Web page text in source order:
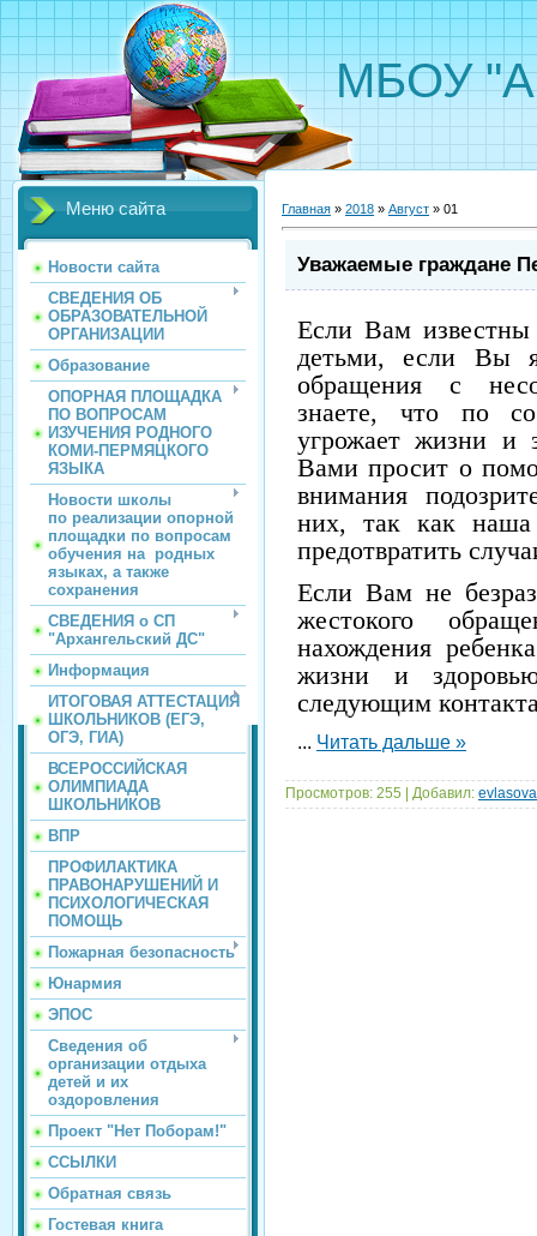
МБОУ
Меню сайта
Новости сайта
СВЕДЕНИЯ ОБ
ОБРАЗОВАТЕЛЬНОЙ
ОРГАНИЗАЦИИ
Образование
ОПОРНАЯ ПЛОЩАДКА
ПО ВОПРОСАМ
ИЗУЧЕНИЯ РОДНОГО
КОМИ-ПЕРМЯЦКОГО
ЯЗЫКА
Новости школы
по реализации опорной
площадки по вопросам
обучения на родных
языках, а также
сохранения
СВЕДЕНИЯ о СП
"Архангельский ДС"
Информация
ИТОГОВАЯ АТТЕСТАЦИЯ
ШКОЛЬНИКОВ (ЕГЭ,
ОГЭ, ГИА)
ВСЕРОССИЙСКАЯ
ОЛИМПИАДА
ШКОЛЬНИКОВ
ВПР
ПРОФИЛАКТИКА
ПРАВОНАРУШЕНИЙ И
ПСИХОЛОГИЧЕСКАЯ
ПОМОЩЬ
Пожарная безопасность
Юнармия
ЭПОС
Сведения об
организации отдыха
детей и их
оздоровления
Проект "Нет Поборам!"
ССЫЛКИ
Обратная связь
Гостевая книга
Главная » 2018 » Август » 01
Уважаемые граждане
Если Вам
детьми, если Вы
обращения с
знаете, что по
угрожает жизни и
Вами просит о
внимания
них, так как
предотвратить
Если Вам не
жестокого
нахождения
жизни и
следующим
... Читать дальше »
Просмотров: 255 Добавил: